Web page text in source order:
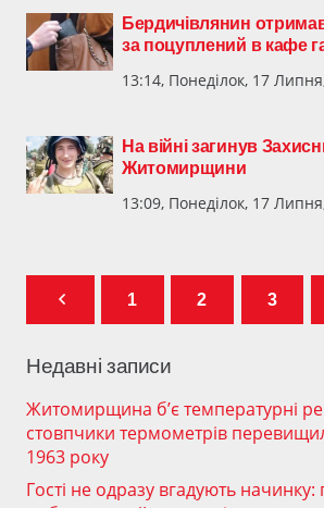
Бердичівлянин
за поцуплений в кафе
13:14, Понеділок, 17
На війні загинув
Житомирщини
13:09, Понеділок, 17
1 2 3
Недавні записи
Житомирщина б’є температурні
стовпчики термометрів
1963 року
Гості не одразу вгадують начинку: